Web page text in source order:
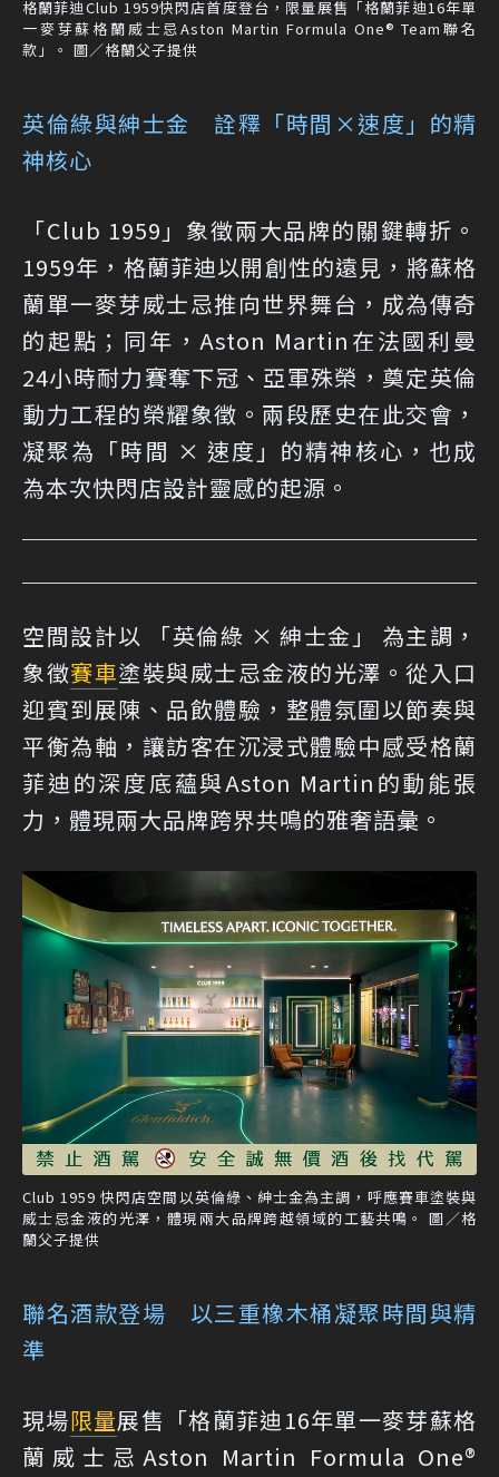
格蘭菲迪Club 1959快閃店首度登台，限量展售「格蘭菲迪16年單
一麥芽蘇格蘭威士忌Aston Martin Formula One® Team聯名
款」。 圖／格蘭父子提供
英倫綠與紳士金 詮釋「時間×速度」的精
神核心
「Club 1959」象徵兩大品牌的關鍵轉折。
1959年，格蘭菲迪以開創性的遠見，將蘇格
蘭單一麥芽威士忌推向世界舞台，成為傳奇
的起點；同年，Aston Martin在法國利曼
24小時耐力賽奪下冠、亞軍殊榮，奠定英倫
動力工程的榮耀象徵。兩段歷史在此交會，
凝聚為「時間 × 速度」的精神核心，也成
為本次快閃店設計靈感的起源。
空間設計以 「英倫綠 × 紳士金」 為主調，
象徵賽車塗裝與威士忌金液的光澤。從入口
迎賓到展陳、品飲體驗，整體氛圍以節奏與
平衡為軸，讓訪客在沉浸式體驗中感受格蘭
菲迪的深度底蘊與Aston Martin的動能張
力，體現兩大品牌跨界共鳴的雅奢語彙。
Club 1959 快閃店空間以英倫綠、紳士金為主調，呼應賽車塗裝與
威士忌金液的光澤，體現兩大品牌跨越領域的工藝共鳴。 圖／格
蘭父子提供
聯名酒款登場 以三重橡木桶凝聚時間與精
準
現場限量展售「格蘭菲迪16年單一麥芽蘇格
蘭威士忌Aston Martin Formula One®